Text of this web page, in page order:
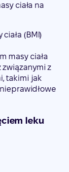
ciała na
(BMI)
masy ciała
z
takimi jak
leku